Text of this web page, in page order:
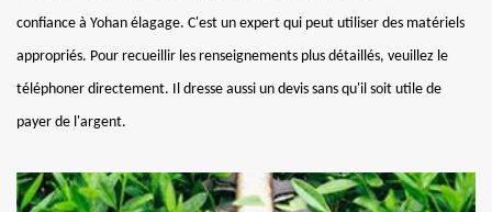
confiance à Yohan élagage. C'est un expert qui peut utiliser des matériels
appropriés. Pour recueillir les renseignements plus détaillés, veuillez le
téléphoner directement. Il dresse aussi un devis sans qu'il soit utile de
payer de l'argent.